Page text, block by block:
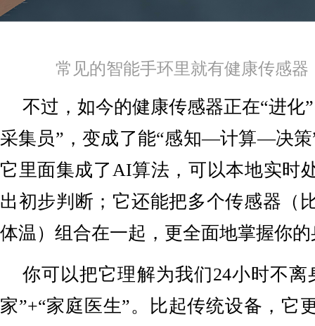
常见的智能手环​里就有健康传感
不过，如今的健康传感器正在“进化
采集员”，变成了能“感知—计算—决策
它里面集成了AI算法，可以本地实时
出初步判断；它还能把多个传感器（
体温）组合在一起，更全面地掌握你
你可以把它理解为我们24小时不离
家”+“家庭医生”。比起传统设备，它